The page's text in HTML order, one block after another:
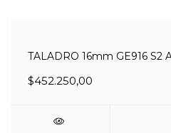
TALADRO 16mm GE916 S2
$452.250,00